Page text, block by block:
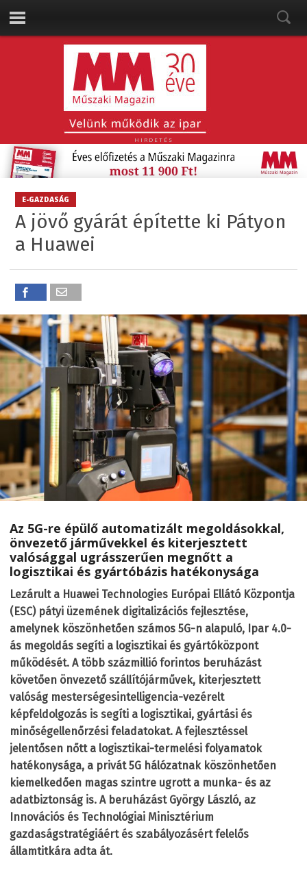
HIRDETÉS
E-GAZDASÁG
A jövő gyárát építette ki Pátyon
a Huawei
Az 5G-re épülő automatizált megoldásokkal,
önvezető járművekkel és kiterjesztett
valósággal ugrásszerűen megnőtt a
logisztikai és gyártóbázis hatékonysága
Lezárult a Huawei Technologies Európai Ellátó Központja
(ESC) pátyi üzemének digitalizációs fejlesztése,
amelynek köszönhetően számos 5G-n alapuló, Ipar 4.0-
ás megoldás segíti a logisztikai és gyártóközpont
működését. A több százmillió forintos beruházást
követően önvezető szállítójárművek, kiterjesztett
valóság mesterségesintelligencia-vezérelt
képfeldolgozás is segíti a logisztikai, gyártási és
minőségellenőrzési feladatokat. A fejlesztéssel
jelentősen nőtt a logisztikai-termelési folyamatok
hatékonysága, a privát 5G hálózatnak köszönhetően
kiemelkedően magas szintre ugrott a munka- és az
adatbiztonság is. A beruházást György László, az
Innovációs és Technológiai Minisztérium
gazdaságstratégiáért és szabályozásért felelős
államtitkára adta át.